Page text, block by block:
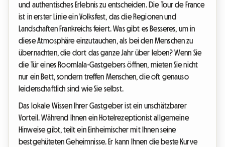
und authentisches Erlebnis zu entscheiden. Die Tour de France
ist in erster Linie ein Volksfest, das die Regionen und
Landschaften Frankreichs feiert. Was gibt es Besseres, um in
diese Atmosphäre einzutauchen, als bei den Menschen zu
übernachten, die dort das ganze Jahr über leben? Wenn Sie
die Tür eines Roomlala-Gastgebers öffnen, mieten Sie nicht
nur ein Bett, sondern treffen Menschen, die oft genauso
leidenschaftlich sind wie Sie selbst.
Das lokale Wissen Ihrer Gastgeber ist ein unschätzbarer
Vorteil. Während Ihnen ein Hotelrezeptionist allgemeine
Hinweise gibt, teilt ein Einheimischer mit Ihnen seine
bestgehüteten Geheimnisse. Er kann Ihnen die beste Kurve